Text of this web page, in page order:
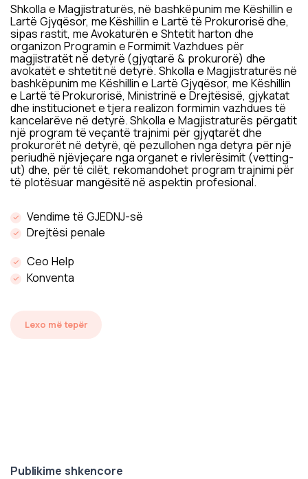
Shkolla e Magjistraturës, në bashkëpunim me Këshillin e
Lartë Gjyqësor, me Këshillin e Lartë të Prokurorisë dhe,
sipas rastit, me Avokaturën e Shtetit harton dhe
organizon Programin e Formimit Vazhdues për
magjistratët në detyrë (gjyqtarë & prokurorë) dhe
avokatët e shtetit në detyrë. Shkolla e Magjistraturës në
bashkëpunim me Këshillin e Lartë Gjyqësor, me Këshillin
e Lartë të Prokurorisë, Ministrinë e Drejtësisë, gjykatat
dhe institucionet e tjera realizon formimin vazhdues të
kancelarëve në detyrë. Shkolla e Magjistraturës përgatit
një program të veçantë trajnimi për gjyqtarët dhe
prokurorët në detyrë, që pezullohen nga detyra për një
periudhë njëvjeçare nga organet e rivlerësimit (vetting-
ut) dhe, për të cilët, rekomandohet program trajnimi për
të plotësuar mangësitë në aspektin profesional.
Vendime të GJEDNJ-së
Drejtësi penale
Ceo Help
Konventa
Lexo më tepër
Publikime shkencore